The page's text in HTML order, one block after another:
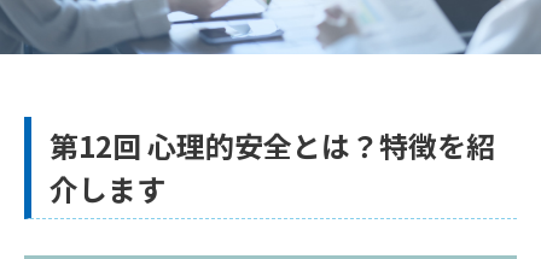
第12回 心理的安全とは？特徴を紹
介します